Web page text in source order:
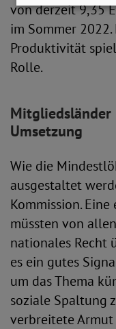
von derzeit 9,35
im Sommer
Produktivität
Rolle.
Mitgliedsländer
Umsetzung
Wie die
ausgestaltet
Kommission.
müssten von
nationales Recht
es ein gutes
um das Thema
soziale Spaltung
verbreitete